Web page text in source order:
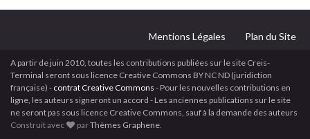
Mentions Légales Plan du Site
A partir de juin 2010, toutes les contributions publiées sur le site Creis-
Terminal seront sous licence Creative Commons BY NC ND (juridiction
française) - contrat Creative Commons - Pour les nouvelles contributions en
ligne, les auteurs signeront un accord - Les anciennes publications sur le site
ne seront pas sous licence Creative Commons, sauf à la demande des auteurs
Construit avec
parThèmes Graphene